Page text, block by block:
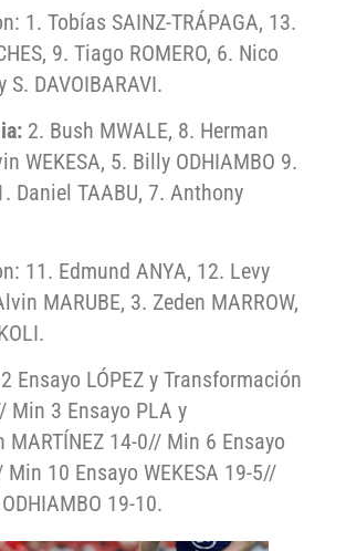
1. Tobías SAINZ-TRÁPAGA, 13.
9. Tiago ROMERO, 6. Nico
S. DAVOIBARAVI.
2. Bush MWALE, 8. Herman
WEKESA, 5. Billy ODHIAMBO 9.
Daniel TAABU, 7. Anthony
11. Edmund ANYA, 12. Levy
MARUBE, 3. Zeden MARROW,
Ensayo LÓPEZ y Transformación
Min 3 Ensayo PLA y
14-0// Min 6 Ensayo
Min 10 Ensayo WEKESA 19-5//
19-10.